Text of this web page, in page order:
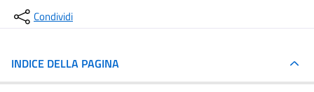
Condividi
INDICE DELLA PAGINA